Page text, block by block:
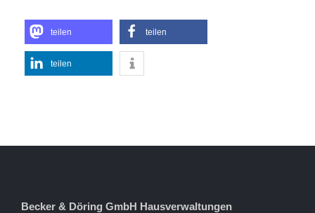
teilen teilen
teilen
Becker & Döring GmbH Hausverwaltungen